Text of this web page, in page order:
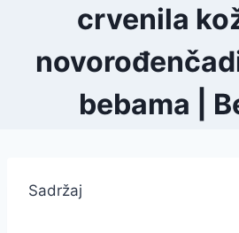
crvenila
bebama |
Sadržaj